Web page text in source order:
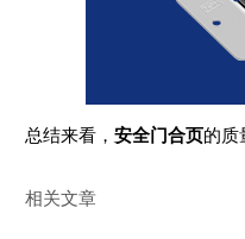
总结来看， 安全门合页的质
相关文章